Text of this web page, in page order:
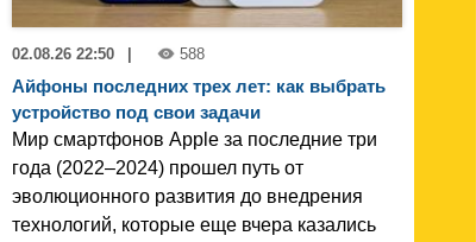
02.08.26 22:50 588
Айфоны последних трех лет: как выбрать
устройство под свои задачи
Мир смартфонов Apple за последние три
года (2022–2024) прошел путь от
эволюционного развития до внедрения
технологий, которые еще вчера казались